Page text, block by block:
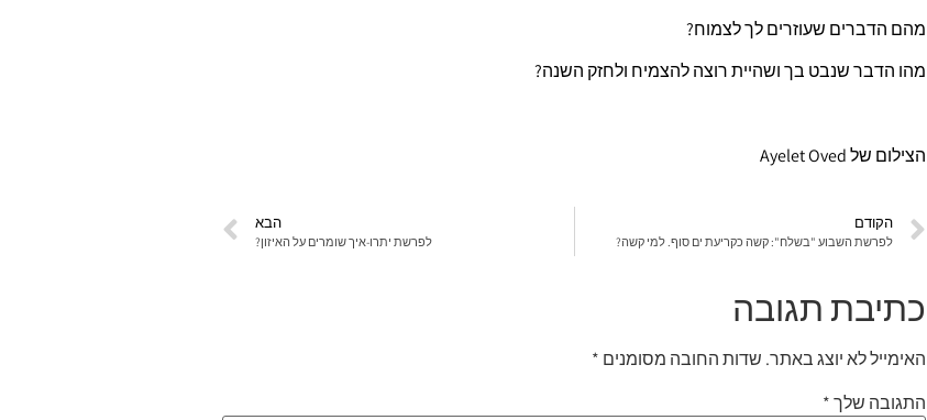
מהם הדברים שעוזרים לך לצמוח?
מהו הדבר שנבט בך ושהיית רוצה להצמיח ולחזק השנה?
הצילום של Ayelet Oved
הקודם
לפרשת השבוע "בשלח": קשה כקריעת ים סוף. למי קשה?
הבא
לפרשת יתרו-איך שומרים על האיזון?
כתיבת תגובה
האימייל לא יוצג באתר. שדות החובה מסומנים *
התגובה שלך*